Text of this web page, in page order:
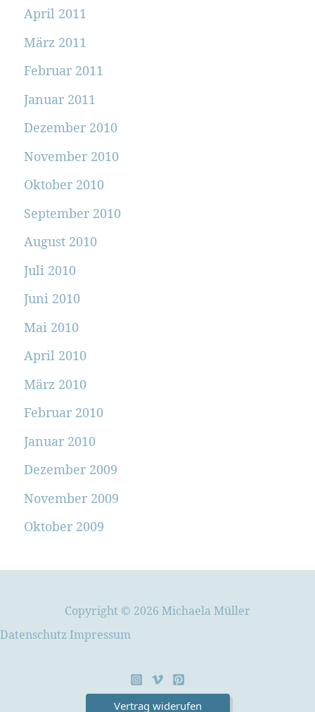
April 2011
März 2011
Februar 2011
Januar 2011
Dezember 2010
November 2010
Oktober 2010
September 2010
August 2010
Juli 2010
Juni 2010
Mai 2010
April 2010
März 2010
Februar 2010
Januar 2010
Dezember 2009
November 2009
Oktober 2009
Copyright © 2026 Michaela Müller
Datenschutz Impressum
Vertrag widerufen